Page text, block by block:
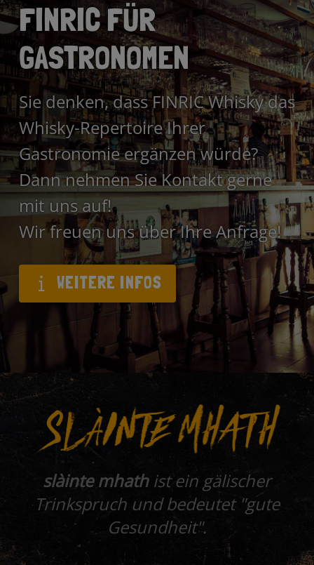
FINRIC FÜR
GASTRONOMEN
Sie denken, dass FINRIC Whisky das
Whisky-Repertoire Ihrer
Gastronomie ergänzen würde?
Dann nehmen Sie Kontakt gerne
mit uns auf!
Wir freuen uns über Ihre Anfrage!
WEITERE INFOS
slàinte mhathist ein gälischer
Trinkspruch und bedeutet "gute
Gesundheit".